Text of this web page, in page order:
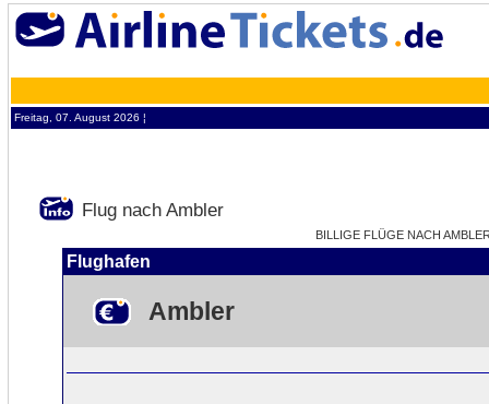
Freitag, 07. August 2026 ¦
Flug nach Ambler
BILLIGE FLÜGE NACH
Flughafen
Ambler